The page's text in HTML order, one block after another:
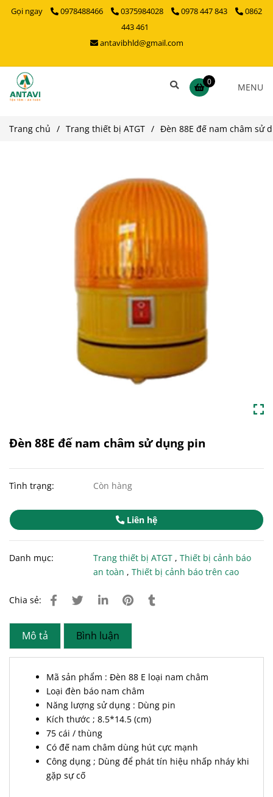
Gọi ngay 0978488466 0375984028 0978 447 843
0862
443 461
antavibhld@gmail.com
0 MENU
Trang chủ / Trang thiết bị ATGT / Đèn 88E đế nam châm sử
Đèn 88E đế nam châm sử dụng pin
Tình trạng: Còn hàng
Liên hệ
Danh mục: Trang thiết bị ATGT ,Thiết bị cảnh báo
an toàn ,Thiết bị cảnh báo trên cao
Chia sẻ:
Mô tả Bình luận
Mã sản phẩm : Đèn 88 E loại nam châm
Loại đèn báo nam châm
Năng lượng sử dụng : Dùng pin
Kích thước ; 8.5*14.5 (cm)
75 cái / thùng
Có đế nam châm dùng hút cực mạnh
Công dụng ; Dùng để phát tín hiệu nhấp nháy khi
gặp sự cố